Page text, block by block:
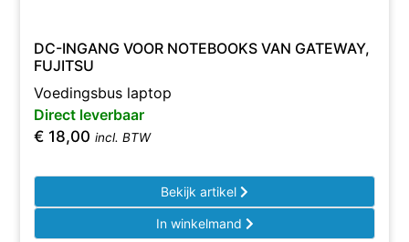
DC-INGANG VOOR NOTEBOOKS VAN GATEWAY,
FUJITSU
Voedingsbus laptop
Direct leverbaar
€ 18,00 incl. BTW
Bekijk artikel
In winkelmand